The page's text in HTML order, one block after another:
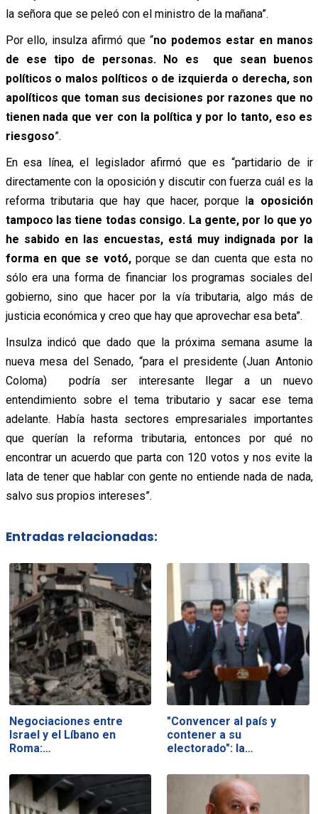
la señora que se peleó con el ministro de la mañana”.
Por ello, insulza afirmó que “no podemos estar en manos
de ese tipo de personas. No es que sean buenos
políticos o malos políticos o de izquierda o derecha, son
apolíticos que toman sus decisiones por razones que no
tienen nada que ver con la política y por lo tanto, eso es
riesgoso”.
En esa línea, el legislador afirmó que es “partidario de ir
directamente con la oposición y discutir con fuerza cuál es la
reforma tributaria que hay que hacer, porque la oposición
tampoco las tiene todas consigo. La gente, por lo que yo
he sabido en las encuestas, está muy indignada por la
forma en que se votó,porque se dan cuenta que esta no
sólo era una forma de financiar los programas sociales del
gobierno, sino que hacer por la vía tributaria, algo más de
justicia económica y creo que hay que aprovechar esa beta”.
Insulza indicó que dado que la próxima semana asume la
nueva mesa del Senado, “para el presidente (Juan Antonio
Coloma) podría ser interesante llegar a un nuevo
entendimiento sobre el tema tributario y sacar ese tema
adelante. Había hasta sectores empresariales importantes
que querían la reforma tributaria, entonces por qué no
encontrar un acuerdo que parta con 120 votos y nos evite la
lata de tener que hablar con gente no entiende nada de nada,
salvo sus propios intereses”.
Entradas relacionadas:
Negociaciones entre
Israel y el Líbano en
Roma:…
"Convencer al país y
contener a su
electorado": la…